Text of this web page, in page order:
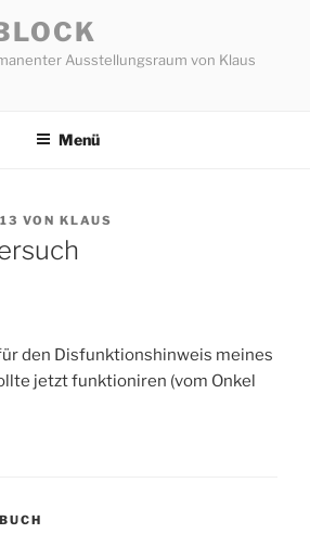
Ausstellungsraum von Klaus
Menü
VON KLAUS
den Disfunktionshinweis meines
jetzt funktioniren (vom Onkel